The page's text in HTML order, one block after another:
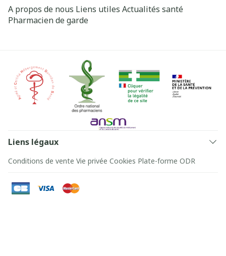
A propos de nous Liens utiles Actualités santé
Pharmacien de garde
Liens légaux
Conditions de vente Vie privée Cookies Plate-forme ODR